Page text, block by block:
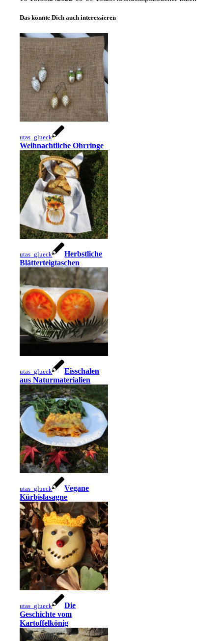
Das könnte Dich auch interessieren
utas_glueck
Weihnachtliche Ohrringe
utas_glueck
Herbstliche
Blätterteigtaschen
utas_glueck
Eisschalen
aus Naturmaterialien
utas_glueck
Vegane
Kürbislasagne
utas_glueck
Die
Geschichte vom
Kartoffelkönig